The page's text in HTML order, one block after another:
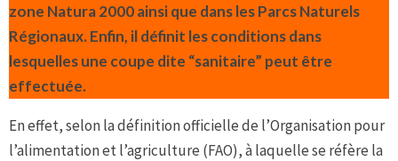
zone Natura 2000 ainsi que dans les Parcs Naturels
Régionaux. Enfin, il définit les conditions dans
lesquelles une coupe dite “sanitaire” peut être
effectuée.
En effet, selon la définition officielle de l’Organisation pour
l’alimentation et l’agriculture (FAO), à laquelle se réfère la